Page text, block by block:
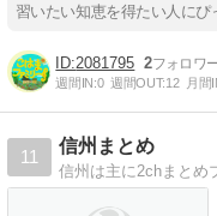
習いたい知恵を得たい人にぴ
2081795 2
週間IN:0 週間OUT:12 月間
11
信州まとめ